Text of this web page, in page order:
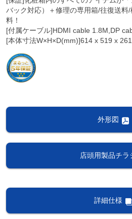
バック対応）＋修理の専用箱/往復送料
料！
[付属ケーブル]HDMI cable 1.8M,DP
[本体寸法W×H×D(mm)]614 x 519 x 261
外形図
店頭用製品チラ
詳細仕様